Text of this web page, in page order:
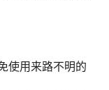
使用来路不明的